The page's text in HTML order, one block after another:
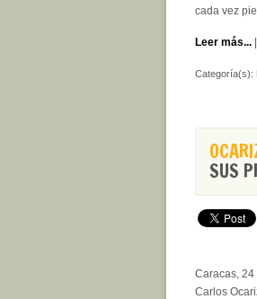
cada vez
Leer más...
Categoría(s):
SUS
Caracas,
Carlos